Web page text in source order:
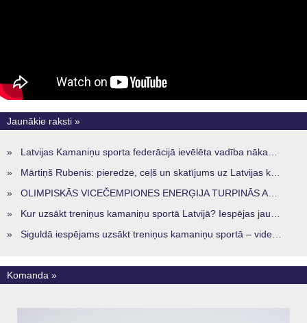
Jaunākie raksti »
» Latvijas Kamaniņu sporta federācijā ievēlēta vadība nākamajam četru gadu termiņam
» Mārtiņš Rubenis: pieredze, ceļš un skatījums uz Latvijas kamaniņu sportu
» OLIMPISKĀS VICEČEMPIONES ENERĢIJA TURPINĀS ARĪ STARPSEZONĀ
» Kur uzsākt treniņus kamaniņu sportā Latvijā? Iespējas jaunajiem sportistiem visos reģionos
» Siguldā iespējams uzsākt treniņus kamaniņu sportā – vide, kur veidojas nākamā sportistu paaudze
Komanda »